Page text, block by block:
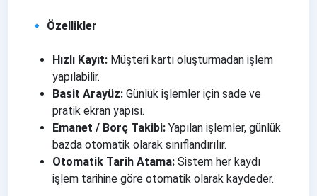
🔹 Özellikler
Hızlı Kayıt: Müşteri kartı oluşturmadan işlem
yapılabilir.
Basit Arayüz: Günlük işlemler için sade ve
pratik ekran yapısı.
Emanet / Borç Takibi: Yapılan işlemler, günlük
bazda otomatik olarak sınıflandırılır.
Otomatik Tarih Atama: Sistem her kaydı
işlem tarihine göre otomatik olarak kaydeder.